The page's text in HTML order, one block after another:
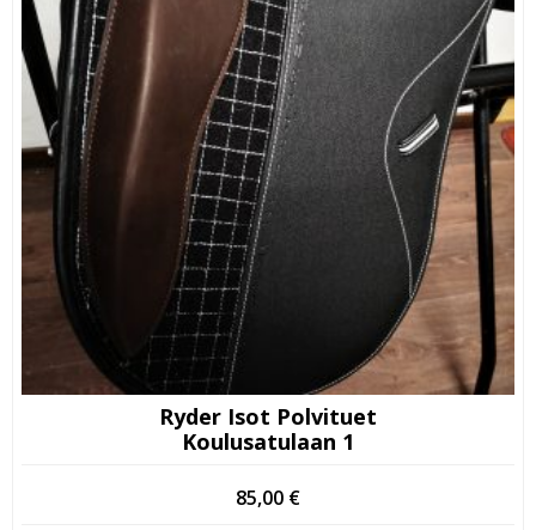
Ryder Isot Polvituet
Koulusatulaan 1
85,00 €